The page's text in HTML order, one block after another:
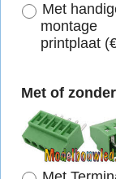
Met
montage
printplaat (
Met of